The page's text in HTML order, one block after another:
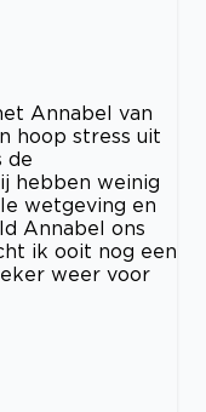
Annabel van
hoop stress uit
de
hebben weinig
wetgeving en
Annabel ons
ik ooit nog een
weer voor